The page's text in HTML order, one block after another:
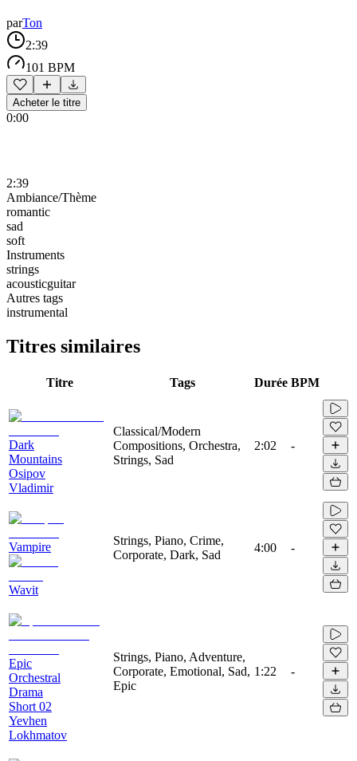
parTon
2:39
101 BPM
Acheter le titre
0:00
2:39
Ambiance/Thème
romantic
sad
soft
Instruments
strings
acousticguitar
Autres tags
instrumental
Titres similaires
Titre Tags Durée BPM
Dark
Mountains
Osipov
Vladimir
Classical/Modern
Compositions, Orchestra,
Strings, Sad
2:02 -
Vampire
Wavit
Strings, Piano, Crime,
Corporate, Dark, Sad
4:00 -
Epic
Orchestral
Drama
Short 02
Yevhen
Lokhmatov
Strings, Piano, Adventure,
Corporate, Emotional, Sad,
Epic
1:22 -